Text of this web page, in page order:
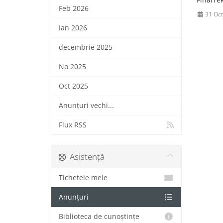
Feb 2026
Ian 2026
decembrie 2025
No 2025
Oct 2025
Anunțuri vechi...
Flux RSS
31
Asistență
Tichetele mele
Anunțuri
Biblioteca de cunoștințe